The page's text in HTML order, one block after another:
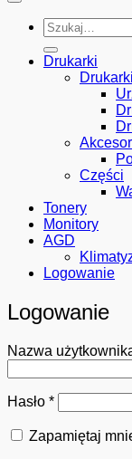
Szukaj:
Drukarki
Drukarki
Części
Tonery
Monitory
AGD
Logowanie
Logowanie
Nazwa
Hasło *Wymagane
Zapamiętaj